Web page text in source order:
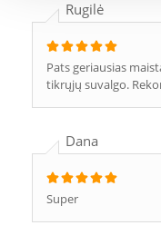
Rugilė
Pats geriausias
tikrųjų suvalgo.
Dana
Super